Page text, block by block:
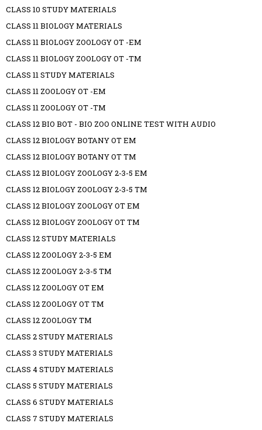
CLASS 10 STUDY MATERIALS
CLASS 11 BIOLOGY MATERIALS
CLASS 11 BIOLOGY ZOOLOGY OT -EM
CLASS 11 BIOLOGY ZOOLOGY OT -TM
CLASS 11 STUDY MATERIALS
CLASS 11 ZOOLOGY OT -EM
CLASS 11 ZOOLOGY OT -TM
CLASS 12 BIO BOT - BIO ZOO ONLINE TEST WITH AUDIO
CLASS 12 BIOLOGY BOTANY OT EM
CLASS 12 BIOLOGY BOTANY OT TM
CLASS 12 BIOLOGY ZOOLOGY 2-3-5 EM
CLASS 12 BIOLOGY ZOOLOGY 2-3-5 TM
CLASS 12 BIOLOGY ZOOLOGY OT EM
CLASS 12 BIOLOGY ZOOLOGY OT TM
CLASS 12 STUDY MATERIALS
CLASS 12 ZOOLOGY 2-3-5 EM
CLASS 12 ZOOLOGY 2-3-5 TM
CLASS 12 ZOOLOGY OT EM
CLASS 12 ZOOLOGY OT TM
CLASS 12 ZOOLOGY TM
CLASS 2 STUDY MATERIALS
CLASS 3 STUDY MATERIALS
CLASS 4 STUDY MATERIALS
CLASS 5 STUDY MATERIALS
CLASS 6 STUDY MATERIALS
CLASS 7 STUDY MATERIALS